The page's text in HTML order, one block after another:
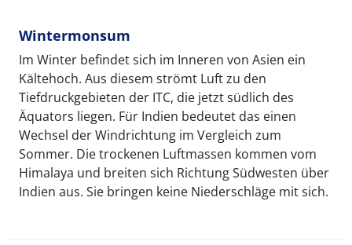
Wintermonsum
Im Winter befindet sich im Inneren von Asien ein
Kältehoch. Aus diesem strömt Luft zu den
Tiefdruckgebieten der ITC, die jetzt südlich des
Äquators liegen. Für Indien bedeutet das einen
Wechsel der Windrichtung im Vergleich zum
Sommer. Die trockenen Luftmassen kommen vom
Himalaya und breiten sich Richtung Südwesten über
Indien aus. Sie bringen keine Niederschläge mit sich.